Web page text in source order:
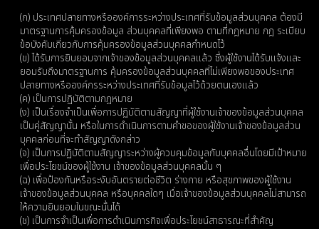
(ก) ประเทศปลายทางหรือองค์การระหว่างประเทศที่รับข้อมูลส่วนบุคคล ต้องมี
มาตรฐานการคุ้มครองข้อมูล ส่วนบุคคลที่เพียงพอ ตามที่กฎหมาย กฎ ระเบียบ
ข้อบังคับเกี่ยวกับการคุ้มครองข้อมูลส่วนบุคคลกำหนดไว้
(ข) ได้รับการยินยอมจากเจ้าของข้อมูลส่วนบุคคลแล้ว ซึ่งผู้ใช้งานได้รับแจ้งและ
ยอมรับถึงมาตรฐานการ คุ้มครองข้อมูลส่วนบุคคลที่ไม่เพียงพอของประเทศ
ปลายทางหรือองค์กรระหว่างประเทศที่รับข้อมูลไว้ด้วยตนเองแล้ว
(ค) เป็นการปฏิบัติตามกฎหมาย
(ง) เป็นเรื่องจําเป็นเพื่อการปฏิบัติตามสัญญาที่ผู้ใช้งานเจ้าของข้อมูลส่วนบุคคล
เป็นคู่สัญญานั้น หรือในการดําเนินการตามคําขอของผู้ใช้งานเจ้าของข้อมูลส่วน
บุคคลก่อนที่จะทําสัญญาดังกล่าว
(จ) เป็นการปฏิบัติตามสัญญาระหว่างผู้ควบคุมข้อมูลกับบุคคลอื่นโดยมีเป้าหมาย
เพื่อประโยชน์ของผู้ใช้งาน เจ้าของข้อมูลส่วนบุคคลนั้น ๆ
(ฉ) เพื่อป้องกันหรือระงับอันตรายต่อชีวิต ร่างกาย หรือสุขภาพของผู้ใช้งาน
เจ้าของข้อมูลส่วนบุคคล หรือบุคคลใดๆ เมื่อเจ้าของข้อมูลส่วนบุคคลไม่สามารถ
ให้ความยินยอมในขณะนั้นได้
(ช) เป็นการจําเป็นเพื่อการดําเนินภารกิจเพื่อประโยชน์สาธารณะที่สําคัญ